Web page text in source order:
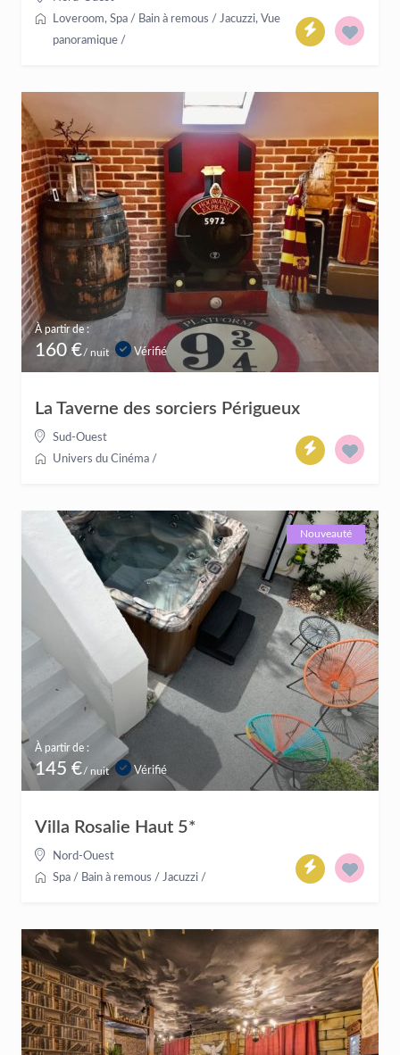
Loveroom, Spa / Bain à remous / Jacuzzi, Vue
panoramique /
À partir de :
160 €/ nuit Vérifié
La Taverne des sorciers Périgueux
Sud-Ouest
Univers du Cinéma /
À partir de :
145 €/ nuit
Nouveauté
Vérifié
Villa Rosalie Haut 5*
Nord-Ouest
Spa / Bain à remous / Jacuzzi /